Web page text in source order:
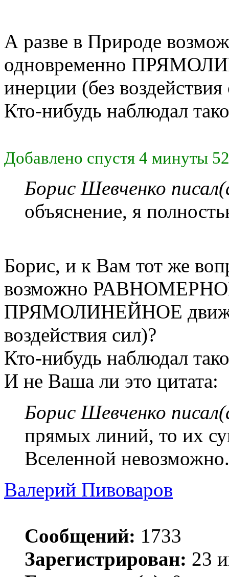
А разве в Природе
одновременно
инерции (без воздействия
Кто-нибудь наблюдал
Добавлено спустя 4 минуты
Борис Шевченко
объяснение, я
Борис, и к Вам тот же
возможно
ПРЯМОЛИНЕЙНОЕ
воздействия сил)?
Кто-нибудь наблюдал
И не Ваша ли это цитата:
Борис Шевченко
прямых линий, то их
Вселенной
Валерий Пивоваров
Сообщений: 1733
Зарегистрирован: 23